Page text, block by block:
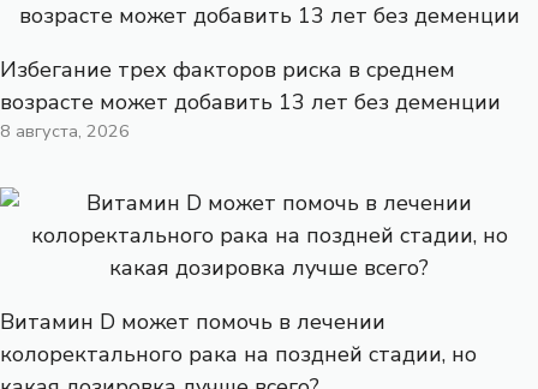
Избегание трех факторов риска в среднем
возрасте может добавить 13 лет без деменции
8 августа, 2026
Витамин D может помочь в лечении
колоректального рака на поздней стадии, но